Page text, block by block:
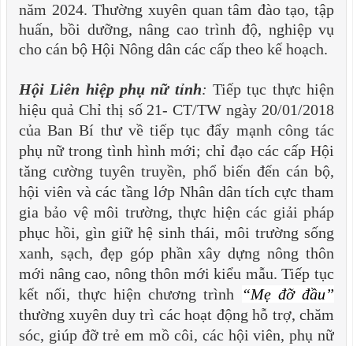
năm 2024. Thường xuyên quan tâm đào tạo, tập
huấn, bồi dưỡng, nâng cao trình độ, nghiệp vụ
cho cán bộ Hội Nông dân các cấp theo kế hoạch.
Hội Liên hiệp phụ nữ tỉnh: Tiếp tục thực hiện
hiệu quả Chỉ thị số 21- CT/TW ngày 20/01/2018
của Ban Bí thư về tiếp tục đẩy mạnh công tác
phụ nữ trong tình hình mới; chỉ đạo các cấp Hội
tăng cường tuyên truyền, phổ biến đến cán bộ,
hội viên và các tầng lớp Nhân dân tích cực tham
gia bảo vệ môi trường, thực hiện các giải pháp
phục hồi, gìn giữ hệ sinh thái, môi trường sống
xanh, sạch, đẹp góp phần xây dựng nông thôn
mới nâng cao, nông thôn mới kiểu mẫu. Tiếp tục
kết nối, thực hiện chương trình
“Mẹ đỡ đầu”
thường xuyên duy trì các hoạt động hỗ trợ, chăm
sóc, giúp đỡ trẻ em mồ côi, các hội viên, phụ nữ